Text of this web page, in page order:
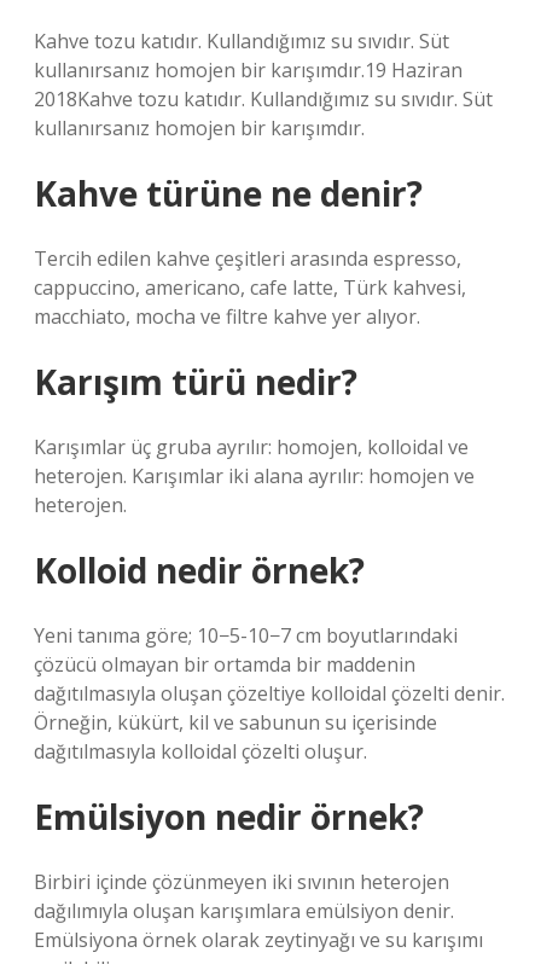
Kahve tozu katıdır. Kullandığımız su sıvıdır. Süt
kullanırsanız homojen bir karışımdır.19 Haziran
2018Kahve tozu katıdır. Kullandığımız su sıvıdır. Süt
kullanırsanız homojen bir karışımdır.
Kahve türüne ne denir?
Tercih edilen kahve çeşitleri arasında espresso,
cappuccino, americano, cafe latte, Türk kahvesi,
macchiato, mocha ve filtre kahve yer alıyor.
Karışım türü nedir?
Karışımlar üç gruba ayrılır: homojen, kolloidal ve
heterojen. Karışımlar iki alana ayrılır: homojen ve
heterojen.
Kolloid nedir örnek?
Yeni tanıma göre; 10−5-10−7 cm boyutlarındaki
çözücü olmayan bir ortamda bir maddenin
dağıtılmasıyla oluşan çözeltiye kolloidal çözelti denir.
Örneğin, kükürt, kil ve sabunun su içerisinde
dağıtılmasıyla kolloidal çözelti oluşur.
Emülsiyon nedir örnek?
Birbiri içinde çözünmeyen iki sıvının heterojen
dağılımıyla oluşan karışımlara emülsiyon denir.
Emülsiyona örnek olarak zeytinyağı ve su karışımı